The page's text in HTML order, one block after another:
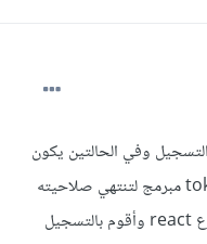
وفي الحالتين يكون
الرد من السيرفر ب token وذلك الtoken مبرمج لتنتهي صلاحيته
في ساعة ولقد قمت بربط السيرفر بمشروع react وأقوم بالتسجيل